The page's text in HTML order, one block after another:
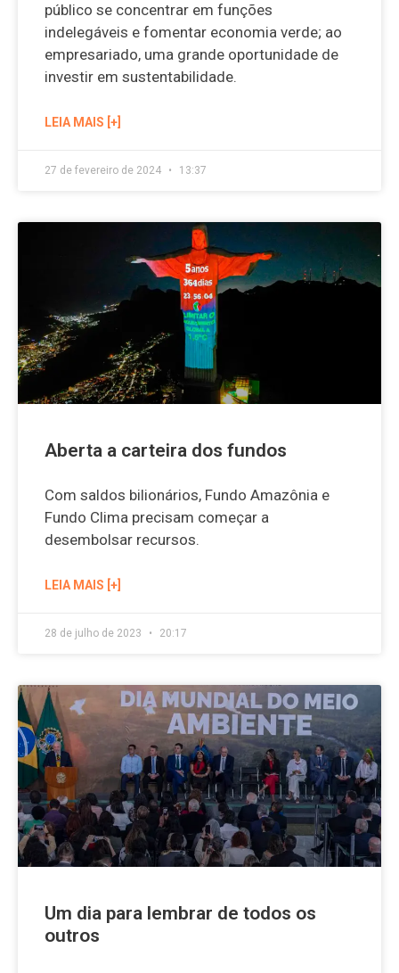
público se concentrar em funções
indelegáveis e fomentar economia verde; ao
empresariado, uma grande oportunidade de
investir em sustentabilidade.
LEIA MAIS [+]
27 de fevereiro de 2024 13:37
Aberta a carteira dos fundos
Com saldos bilionários, Fundo Amazônia e
Fundo Clima precisam começar a
desembolsar recursos.
LEIA MAIS [+]
28 de julho de 2023 20:17
Um dia para lembrar de todos os
outros